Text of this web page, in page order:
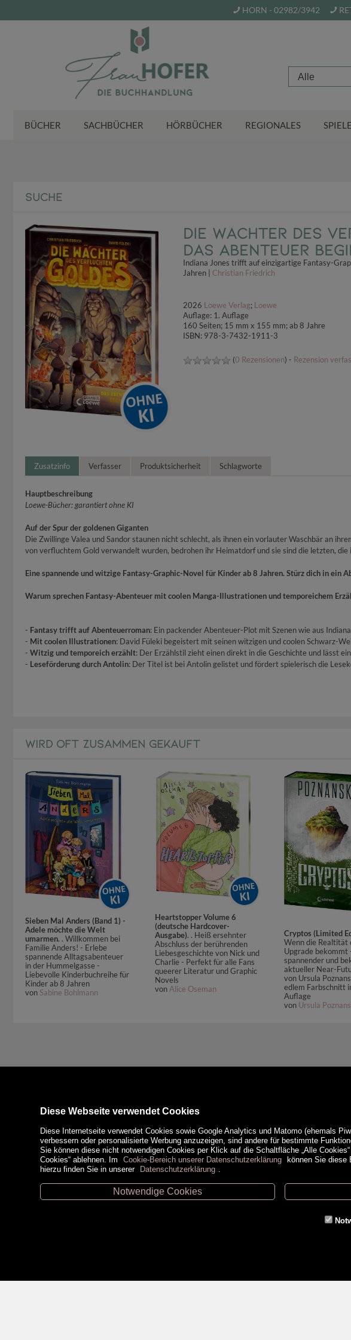
HORN - 02982/3942
Alle
BÜCHER SACHBÜCHER HÖRBÜCHER REGIONALES
SUCHE
Die Wächter des
Das Abenteuer
Indiana Jones trifft auf einzigartige Fantasy-
Jahren | Christian Friedrich
2026 Loewe Verlag; Loewe
Auflage: 1. Auflage
160 Seiten; 15 mm x 155 mm; ab 8 Jahre
ISBN: 978-3-7432-1911-3
(0 Rezensionen) - Rezension
Zusatzinfo Verfasser Produktsicherheit Schlagworte
Hauptbeschreibung
Loewe-Bücher: garantiert ohne KI
Auf der Spur der goldenen Giganten
Die Zwillinge Valea und Sandor staunen nicht schlecht, als ihnen ein vorlauter Waschbär an
von verfluchtem Gold verwandelt wurden, bedrohen ihr Heimatdorf und sie sind die letzten, die
Eine spannende und witzige Fantasy-Graphic-Novel für Kinder ab 8 Jahren. Stürz dich in ein
Warum sprechen Fantasy-Abenteuer mit coolen Manga-Illustrationen und temporeichem
- Fantasy trifft auf Abenteuerroman: Ein packender Abenteuer-Plot mit Szenen wie aus
- Mit coolen Illustrationen: David Füleki begeistert mit seinen witzigen und coolen Schwarz-
- Witzig und temporeich erzählt: Der Erzählstil zieht einen direkt in die Geschichte und lässt
- Leseförderung durch Antolin: Der Titel ist bei Antolin gelistet und fördert spielerisch die
WIRD OFT ZUSAMMEN GEKAUFT
Sieben Mal Anders (Band 1) -
Adele möchte die Welt
umarmen. . Willkommen bei
Familie Anders! - Erlebe
spannende Alltagsabenteuer
in der Hummelgasse -
Liebevolle Kinderbuchreihe für
Kinder ab 8 Jahren
von Sabine Bohlmann
Heartstopper Volume 6
(deutsche Hardcover-
Ausgabe). . Heiß ersehnter
Abschluss der berührenden
Liebesgeschichte von Nick und
Charlie - Perfekt für alle Fans
queerer Literatur und Graphic
Novels
vonAlice Oseman
Cryptos (Limited
Wenn die Realtität
Upgrade bekommt
spannender und
aktueller Near-
von Ursula
edlem Farbschnitt
Auflage
von Ursula
Unsere Öffnungszeiten Zahlungsmethoden
Diese Webseite verwendet Cookies
Diese Internetseite verwendet Cookies sowie Google Analytics und Matomo (ehemals
verbessern oder personalisierte Werbung anzuzeigen, sind andere für bestimmte
Sie können diese nicht notwendigen Cookies per Klick auf die Schaltfläche „Alle
Cookies“ ablehnen. Im
Cookie-Bereich unserer Datenschutzerklärung
können Sie diese
hierzu finden Sie in unserer
Datenschutzerklärung
Notwendige Cookies